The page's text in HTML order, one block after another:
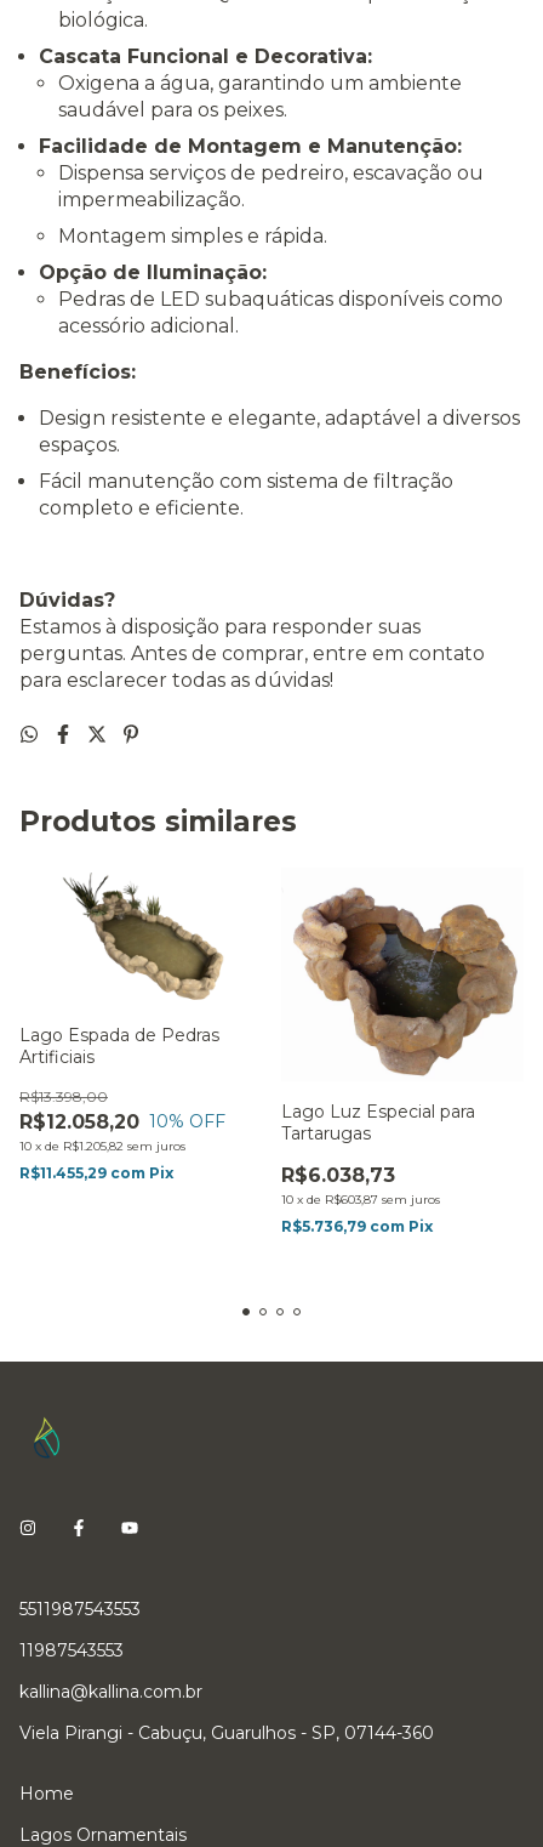
biológica.
Cascata Funcional e Decorativa:
Oxigena a água, garantindo um ambiente
saudável para os peixes.
Facilidade de Montagem e Manutenção:
Dispensa serviços de pedreiro, escavação ou
impermeabilização.
Montagem simples e rápida.
Opção de Iluminação:
Pedras de LED subaquáticas disponíveis como
acessório adicional.
Benefícios:
Design resistente e elegante, adaptável a diversos
espaços.
Fácil manutenção com sistema de filtração
completo e eficiente.
Dúvidas?
Estamos à disposição para responder suas
perguntas. Antes de comprar, entre em contato
para esclarecer todas as dúvidas!
Produtos similares
Lago Espada de Pedras
Artificiais
R$12.058,20
R$13.398,00
10% OFF
10 x de R$1.205,82 sem juros
R$11.455,29 com Pix
Lago Luz Especial para
Tartarugas
R$6.038,73
10 x de R$603,87 sem juros
R$5.736,79 com Pix
5511987543553
11987543553
kallina@kallina.com.br
Viela Pirangi - Cabuçu, Guarulhos - SP, 07144-360
Home
Lagos Ornamentais